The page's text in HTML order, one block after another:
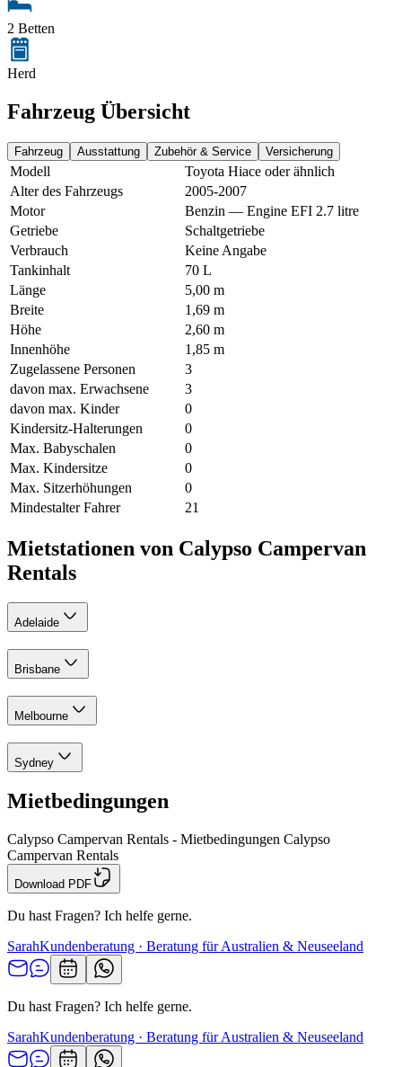
2 Betten
Herd
Fahrzeug Übersicht
Fahrzeug Ausstattung Zubehör & Service Versicherung
Modell
Toyota Hiace oder ähnlich
Alter des Fahrzeugs
2005-2007
Motor
Benzin — Engine EFI 2.7 litre
Getriebe
Schaltgetriebe
Verbrauch
Keine Angabe
Tankinhalt
70 L
Länge
5,00 m
Breite
1,69 m
Höhe
2,60 m
Innenhöhe
1,85 m
Zugelassene Personen
3
davon max. Erwachsene
3
davon max. Kinder
0
Kindersitz-Halterungen
0
Max. Babyschalen
0
Max. Kindersitze
0
Max. Sitzerhöhungen
0
Mindestalter Fahrer
21
Mietstationen von Calypso Campervan
Rentals
Adelaide
Brisbane
Melbourne
Sydney
Mietbedingungen
Calypso Campervan Rentals - Mietbedingungen Calypso
Campervan Rentals
Download PDF
Du hast Fragen? Ich helfe gerne.
SarahKundenberatung · Beratung für Australien & Neuseeland
Du hast Fragen? Ich helfe gerne.
SarahKundenberatung · Beratung für Australien & Neuseeland